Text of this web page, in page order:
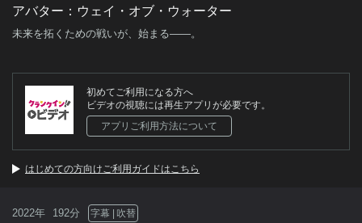
アバター：ウェイ・オブ・ウォーター
未来を拓くための戦いが、始まる――。
初めてご利用になる方へ
ビデオの視聴には再生アプリが必要です。
アプリご利用方法について
はじめての方向けご利用ガイドはこちら
2022年 192分 字幕 吹替